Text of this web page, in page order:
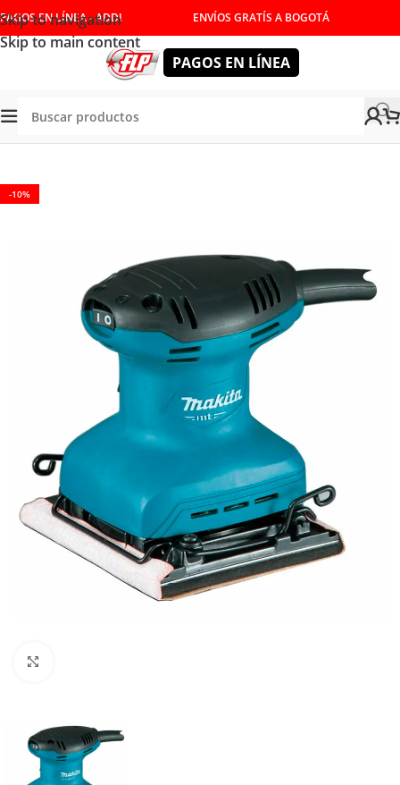
Skip to navigation
Skip to main content
PAGOS EN LÍNEA - ADDI ENVÍOS GRATÍS A BOGOTÁ
PAGOS EN LÍNEA
Tienda/HERRAMIENTAS ELÉCTRICAS
-10%